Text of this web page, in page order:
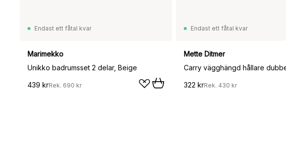
Endast ett fåtal kvar
Marimekko
Unikko badrumsset 2 delar, Beige
439 krRek. 690 kr
Endast ett fåtal kvar
Mette Ditmer
322 krRek. 430 kr